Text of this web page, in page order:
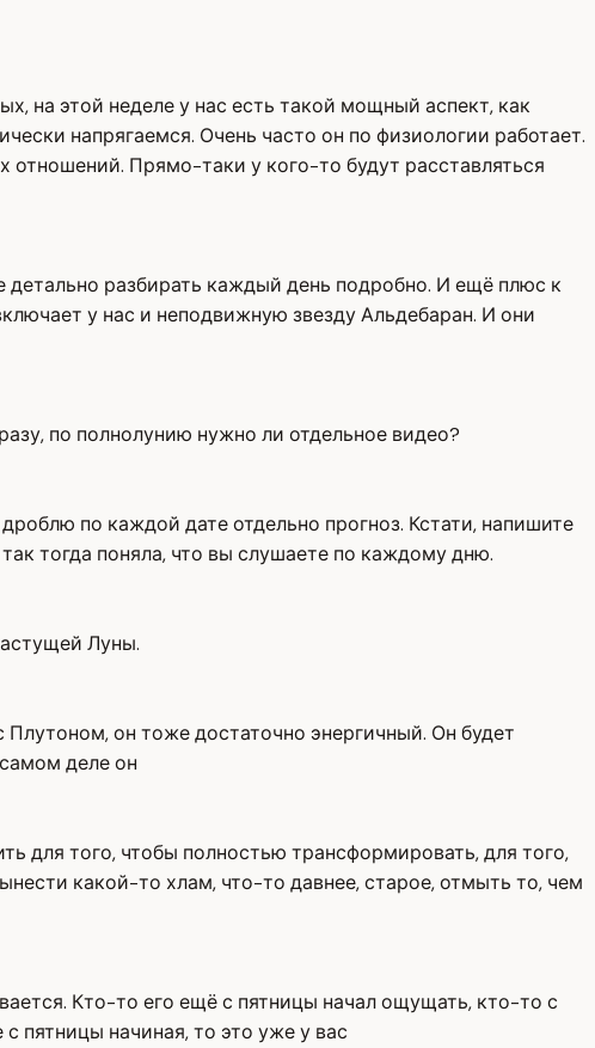
на этой неделе у нас есть такой мощный аспект, как
напрягаемся. Очень часто он по физиологии работает.
отношений. Прямо-таки у кого-то будут расставляться
разбирать каждый день подробно. И ещё плюс к
у нас и неподвижную звезду Альдебаран. И они
по полнолунию нужно ли отдельное видео?
по каждой дате отдельно прогноз. Кстати, напишите
тогда поняла, что вы слушаете по каждому дню.
Луны.
он тоже достаточно энергичный. Он будет
деле он
для того, чтобы полностью трансформировать, для того,
какой-то хлам, что-то давнее, старое, отмыть то, чем
Кто-то его ещё с пятницы начал ощущать, кто-то с
пятницы начиная, то это уже у вас